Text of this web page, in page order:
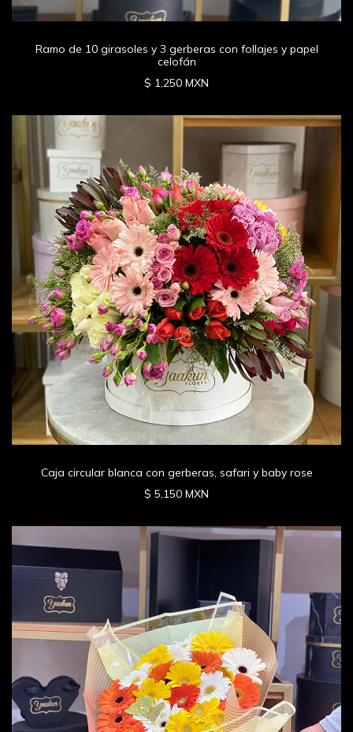
Ramo de 10 girasoles y 3 gerberas con follajes y papel
celofán
$ 1,250 MXN
Caja circular blanca con gerberas, safari y baby rose
$ 5,150 MXN